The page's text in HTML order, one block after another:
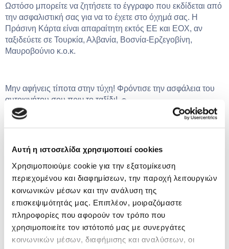
Αυτή η ιστοσελίδα χρησιμοποιεί cookies
Χρησιμοποιούμε cookie για την εξατομίκευση
περιεχομένου και διαφημίσεων, την παροχή λειτουργιών
κοινωνικών μέσων και την ανάλυση της
επισκεψιμότητάς μας. Επιπλέον, μοιραζόμαστε
πληροφορίες που αφορούν τον τρόπο που
χρησιμοποιείτε τον ιστότοπό μας με συνεργάτες
κοινωνικών μέσων, διαφήμισης και αναλύσεων, οι
Ωστόσο μπορείτε να ζητήσετε το έγγραφο που εκδίδεται από
την ασφαλιστική σας για να το έχετε στο όχημά σας. Η
Πράσινη Κάρτα είναι απαραίτητη εκτός ΕΕ και ΕΟΧ, αν
ταξιδεύετε σε Τουρκία, Αλβανία, Βοσνία-Ερζεγοβίνη,
Μαυροβούνιο κ.ο.κ.
Μην αφήνεις τίποτα στην τύχη! Φρόντισε την ασφάλεια του
αυτοκινήτου σου πριν το ταξίδι! 🚗
Με την κατάλληλη
, έχεις το κεφάλι
σου ήσυχο όπου κι αν ταξιδεύεις στην Ελλάδα ή στο
Σύγκρινε εύκολα τιμές και κάλυψη από τις κορυφαίες
ασφαλιστικές εταιρείες και βρες το συμβόλαιο που σου
ταιριάζει μέσα σε λίγα λεπτά, μέσα από τοasfaleies24.gr!